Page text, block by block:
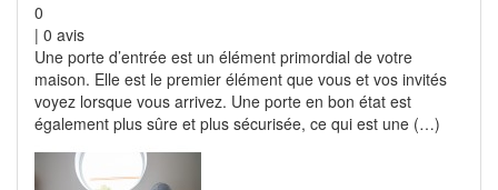
0
| 0 avis
Une porte d’entrée est un élément primordial de votre
maison. Elle est le premier élément que vous et vos invités
voyez lorsque vous arrivez. Une porte en bon état est
également plus sûre et plus sécurisée, ce qui est une (…)